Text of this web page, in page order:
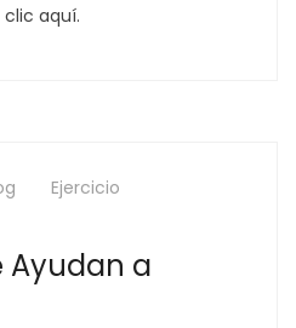
aquí.
Ejercicio
Ayudan a